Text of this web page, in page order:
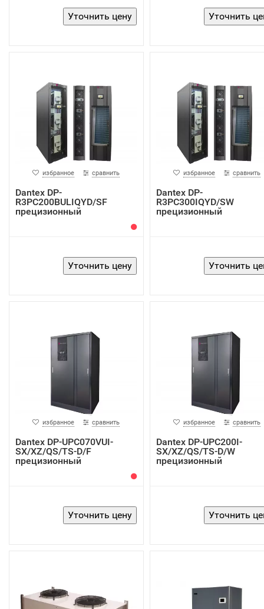
избранное сравнить
Dantex DP-
R3PC200BULIQYD/SF
прецизионный
избранное сравнить
Dantex DP-
R3PC300IQYD/SW
прецизионный
избранное сравнить
Dantex DP-UPC070VUI-
SX/XZ/QS/TS-D/F
прецизионный
избранное сравнить
Dantex DP-UPC200I-
SX/XZ/QS/TS-D/W
прецизионный